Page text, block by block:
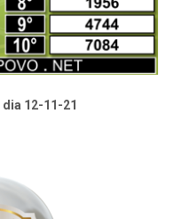
12-11-21